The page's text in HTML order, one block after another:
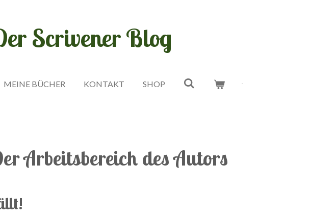
Scrivener Blog
MEINE BÜCHER KONTAKT SHOP
Arbeitsbereich des Autors